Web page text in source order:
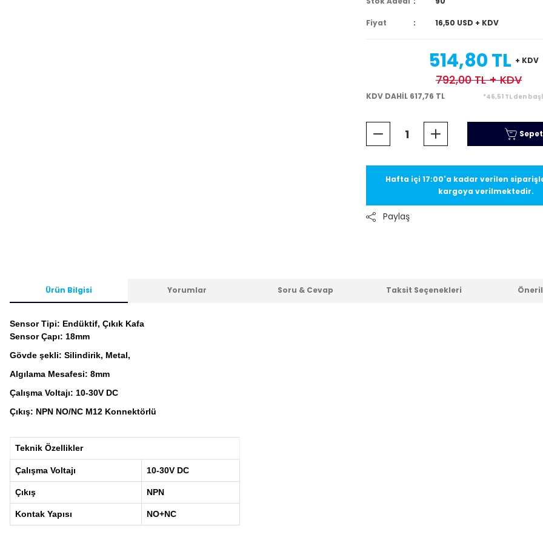
Fiyat 16,50 USD + KDV
514,80 TL + KDV
792,00 TL+ KDV
KDV DAHİL 617,76 TL *46,51 TL den
Hafta içi 17:00'a kadar verilen
kargoya verilmektedir.
Paylaş
Ürün Bilgisi Yorumlar Soru & Cevap Taksit Seçenekleri
Sensor Tipi: Endüktif, Çıkık Kafa
Sensor Çapı: 18mm
Gövde şekli: Silindirik, Metal,
Algılama Mesafesi: 8mm
Çalışma Voltajı: 10-30V DC
Çıkış: NPN NO/NC M12 Konnektörlü
Teknik Özellikler
Çalışma Voltajı 10-30V DC
Çıkış NPN
Kontak Yapısı NO+NC